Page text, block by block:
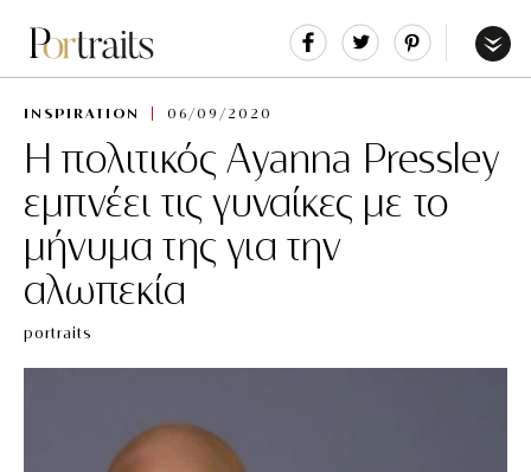
Share Tweet
INSPIRATION 06/09/2020
Η πολιτικός Ayanna Pressley
εμπνέει τις γυναίκες με το
μήνυμα της για την
αλωπεκία
portraits